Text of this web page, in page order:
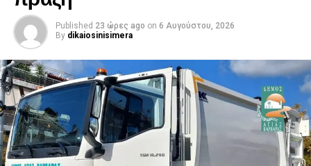
Published 23 ώρες ago on 6 Αυγούστου, 2026
By dikaiosinisimera